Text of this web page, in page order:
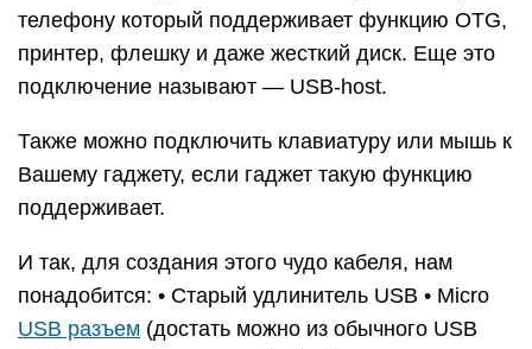
телефону который поддерживает функцию OTG,
принтер, флешку и даже жесткий диск. Еще это
подключение называют — USB-host.
Также можно подключить клавиатуру или мышь к
Вашему гаджету, если гаджет такую функцию
поддерживает.
И так, для создания этого чудо кабеля, нам
понадобится: • Старый удлинитель USB • Micro
USB разъем (достать можно из обычного USB